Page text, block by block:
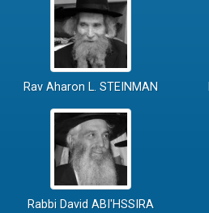
Rav Aharon L. STEINMAN
Rabbi David ABI'HSSIRA